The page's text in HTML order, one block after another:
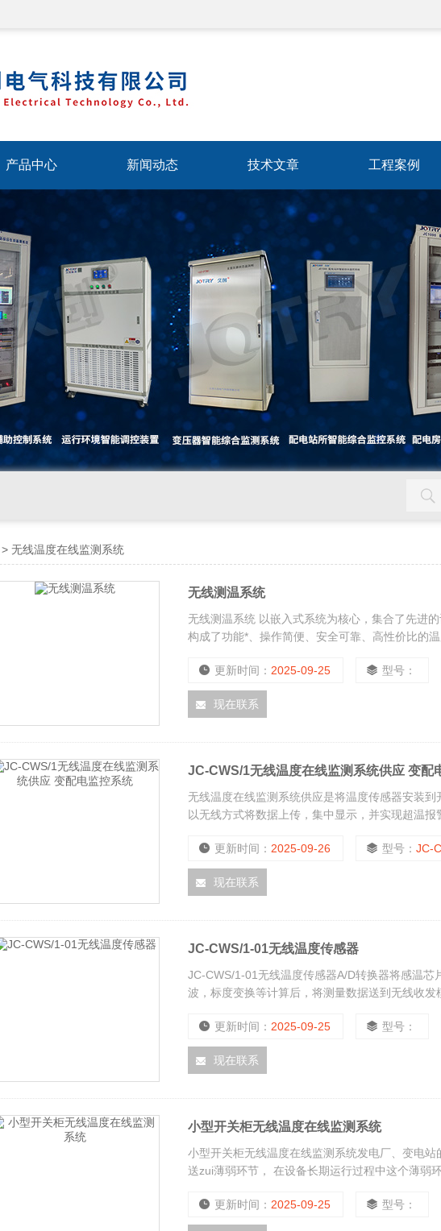
产品中心 新闻动态 技术文章 工程案例
> 无线温度在线监测系统
无线测温系统
无线测温系统 以嵌入式系统为核心，集合了先进
构成了功能*、操作简便、安全可靠、高性价比的温
更新时间： 2025-09-25 型号：
现在联系
JC-CWS/1无线温度在线监测系统供应 变配
无线温度在线监测系统供应是将温度传感器安装
以无线方式将数据上传，集中显示，并实现超温
更新时间： 2025-09-26 型号：JC-
现在联系
JC-CWS/1-01无线温度传感器
JC-CWS/1-01无线温度传感器A/D转换器将感温
波，标度变换等计算后，将测量数据送到无线收
更新时间： 2025-09-25 型号：
现在联系
小型开关柜无线温度在线监测系统
小型开关柜无线温度在线监测系统发电厂、变电
送zui薄弱环节， 在设备长期运行过程中这个薄弱
温度无法实时监测，由此zui终酿成火灾事故。 因
重要手段。
更新时间： 2025-09-25 型号：